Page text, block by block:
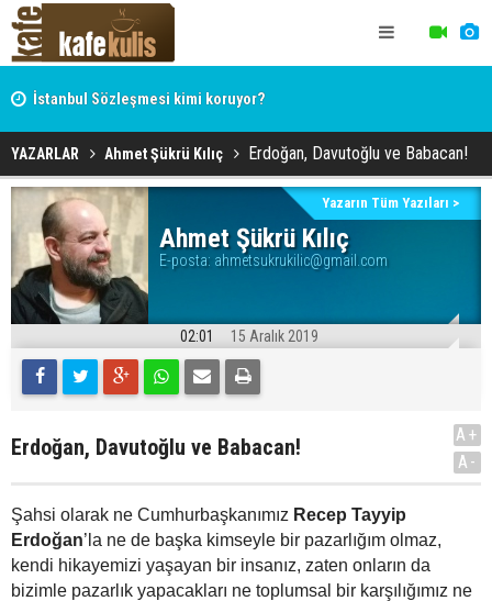
İstanbul Sözleşmesi kimi koruyor?
Hocaefendi, ekonomist, militan Hasan Hüseyin Varol
YAZARLAR Ahmet Şükrü Kılıç Erdoğan, Davutoğlu ve Babacan!
Ahmet Şükrü Kılıç
E-posta: ahmetsukrukilic@gmail.com
Yazarın Tüm Yazıları >
02:01 15 Aralık 2019
Erdoğan, Davutoğlu ve Babacan!
A+
A-
Şahsi olarak ne Cumhurbaşkanımız Recep Tayyip
Erdoğan’la ne de başka kimseyle bir pazarlığım olmaz,
kendi hikayemizi yaşayan bir insanız, zaten onların da
bizimle pazarlık yapacakları ne toplumsal bir karşılığımız ne